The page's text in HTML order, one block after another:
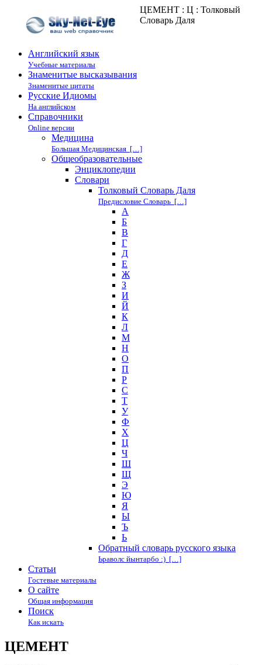
ЦЕМЕНТ : Ц : Толковый
Словарь Даля
Английский язык
Учебные материалы
Знаменитые высказывания
Знаменитые цитаты
Русские Идиомы
На английском
Справочники
Online версии
Медицина
Большая Медицинская […]
Общеобразовательные
Энциклопедии
Cловари
Толковый Словарь Даля
Предисловие Словарь […]
А
Б
В
Г
Д
Е
Ж
З
И
Й
К
Л
М
Н
О
П
Р
С
Т
У
Ф
Х
Ц
Ч
Ш
Щ
Э
Ю
Я
Ы
Ъ
Ь
Обратный словарь русского языка
Ьраволс йынтарбо :) […]
Статьи
Гостевые материалы
О сайте
Общая информация
Поиск
Как искать
ЦЕМЕНТ